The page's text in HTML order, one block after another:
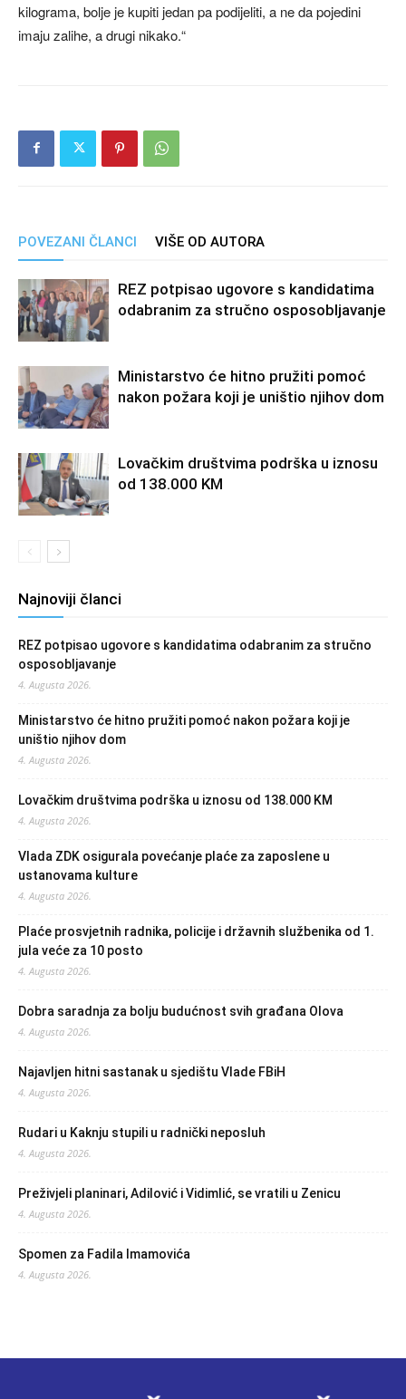
kilograma, bolje je kupiti jedan pa podijeliti, a ne da pojedini
imaju zalihe, a drugi nikako.“
POVEZANI ČLANCI VIŠE OD AUTORA
REZ potpisao ugovore s kandidatima
odabranim za stručno osposobljavanje
Ministarstvo će hitno pružiti pomoć
nakon požara koji je uništio njihov dom
Lovačkim društvima podrška u iznosu
od 138.000 KM
Najnoviji članci
REZ potpisao ugovore s kandidatima odabranim za stručno
osposobljavanje
4. Augusta 2026.
Ministarstvo će hitno pružiti pomoć nakon požara koji je
uništio njihov dom
4. Augusta 2026.
Lovačkim društvima podrška u iznosu od 138.000 KM
4. Augusta 2026.
Vlada ZDK osigurala povećanje plaće za zaposlene u
ustanovama kulture
4. Augusta 2026.
Plaće prosvjetnih radnika, policije i državnih službenika od 1.
jula veće za 10 posto
4. Augusta 2026.
Dobra saradnja za bolju budućnost svih građana Olova
4. Augusta 2026.
Najavljen hitni sastanak u sjedištu Vlade FBiH
4. Augusta 2026.
Rudari u Kaknju stupili u radnički neposluh
4. Augusta 2026.
Preživjeli planinari, Adilović i Vidimlić, se vratili u Zenicu
4. Augusta 2026.
Spomen za Fadila Imamovića
4. Augusta 2026.